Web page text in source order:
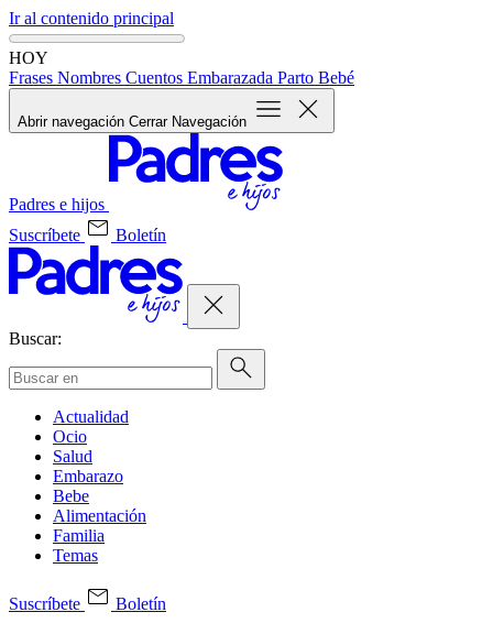
Ir al contenido principal
HOY
Frases Nombres Cuentos Embarazada Parto Bebé
Abrir navegación Cerrar Navegación
Padres e hijos
Suscríbete
Boletín
Buscar:
Actualidad
Ocio
Salud
Embarazo
Bebe
Alimentación
Familia
Temas
Suscríbete
Boletín